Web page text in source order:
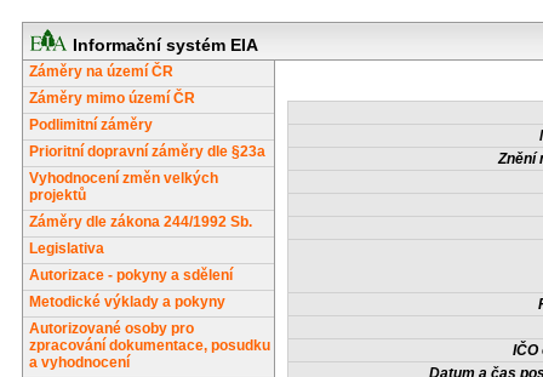
Informační systém EIA
Záměry na území ČR
Záměry mimo území ČR
Podlimitní záměry
Prioritní dopravní záměry dle §23a
Vyhodnocení změn velkých
projektů
Záměry dle zákona 244/1992 Sb.
Legislativa
Autorizace - pokyny a sdělení
Metodické výklady a pokyny
Autorizované osoby pro
zpracování dokumentace, posudku
a vyhodnocení
Znění
IČO
Datum a čas